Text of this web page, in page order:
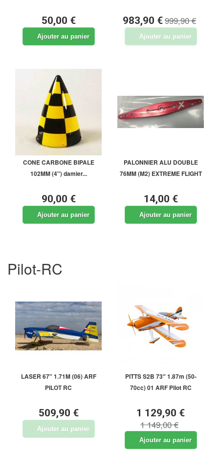
50,00 €
Ajouter au panier
983,90 €999,90 €
Ajouter au panier
CONE CARBONE BIPALE
102MM (4") damier...
90,00 €
Ajouter au panier
PALONNIER ALU DOUBLE
76MM (M2) EXTREME FLIGHT
14,00 €
Ajouter au panier
Pilot-RC
LASER 67" 1.71M (06) ARF
PILOT RC
509,90 €
Ajouter au panier
PITTS S2B 73″ 1.87m (50-
70cc) 01 ARF Pilot RC
1 129,90 €
1 149,00 €
Ajouter au panier